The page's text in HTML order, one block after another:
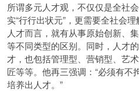
所谓多元人才观，不仅仅是全社
实“行行出状元”，更需要全社会
人才而言，就有从事原始创新、
等不同类型的区别。同时，人才
才，也包括管理型、营销型、艺
匠等等。他再三强调：“必须有不
培养出人才。”